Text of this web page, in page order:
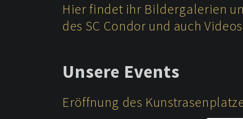
Hier findet ihr Bildergalerien
des SC Condor und auch
Unsere Events
Eröffnung des